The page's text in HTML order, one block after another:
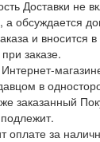
Доставки не
обсуждается
и вносится
заказе.
в
заказанный
оплате за